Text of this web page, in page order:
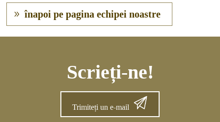
înapoi pe pagina echipei noastre
Scrieți-ne!
Trimiteți un e-mail